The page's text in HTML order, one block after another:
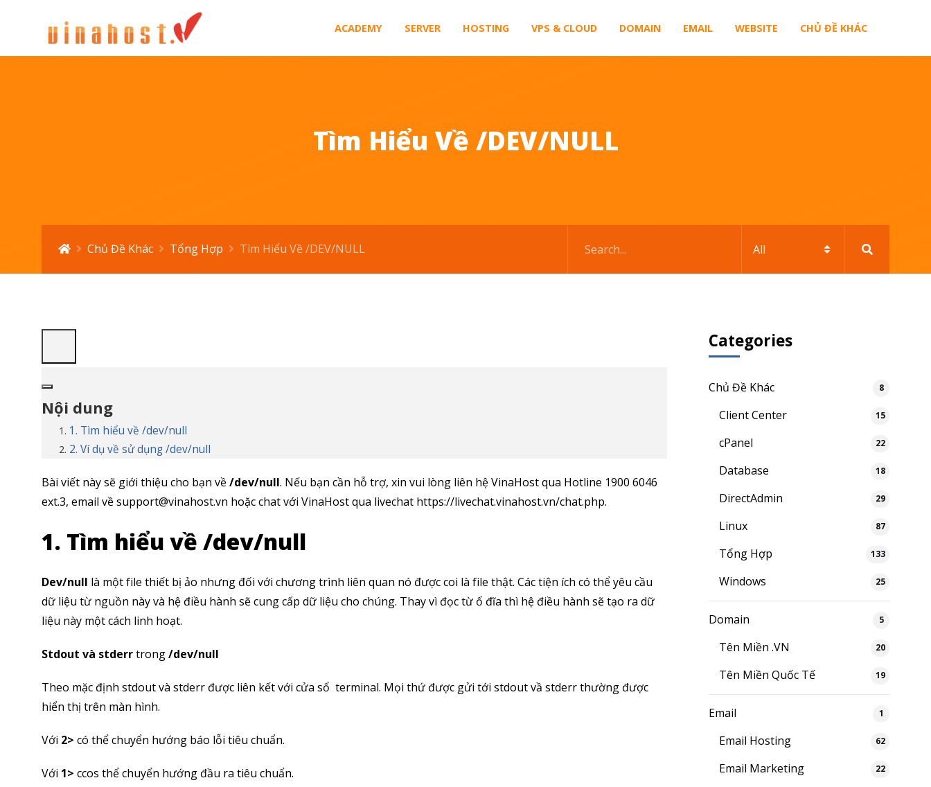
ACADEMY SERVER HOSTING VPS & CLOUD DOMAIN EMAIL WEBSITE CHỦ ĐỀ KHÁC
Tìm Hiểu Về /DEV/NULL
Chủ Đề Khác Tổng Hợp Tìm Hiểu Về /DEV/NULL
Nội dung
1. Tìm hiểu về /dev/null
2. Ví dụ về sử dụng /dev/null
Bài viết này sẽ giới thiệu cho bạn về/dev/null. Nếu bạn cần hỗ trợ, xin vui lòng liên hệ VinaHost qua Hotline 1900 6046
ext.3, email về support@vinahost.vn hoặc chat với VinaHost qua livechat https://livechat.vinahost.vn/chat.php.
1. Tìm hiểu về /dev/null
Dev/null là một file thiết bị ảo nhưng đối với chương trình liên quan nó được coi là file thật. Các tiện ích có thể yêu cầu
dữ liệu từ nguồn này và hệ điều hành sẽ cung cấp dữ liệu cho chúng. Thay vì đọc từ ổ đĩa thì hệ điều hành sẽ tạo ra dữ
liệu này một cách linh hoạt.
Stdout và stderrtrong/dev/null
Theo mặc định stdout và stderr được liên kết với cửa sổ terminal. Mọi thứ được gửi tới stdout vầ stderr thường được
hiển thị trên màn hình.
Với 2> có thể chuyển hướng báo lỗi tiêu chuẩn.
Với 1> ccos thể chuyển hướng đầu ra tiêu chuẩn.
Categories
Chủ Đề Khác 8
Client Center 15
cPanel 22
Database 18
DirectAdmin 29
Linux 87
Tổng Hợp 133
Windows 25
Domain 5
Tên Miền .VN 20
Tên Miền Quốc Tế 19
Email 1
Email Hosting 62
Email Marketing 22